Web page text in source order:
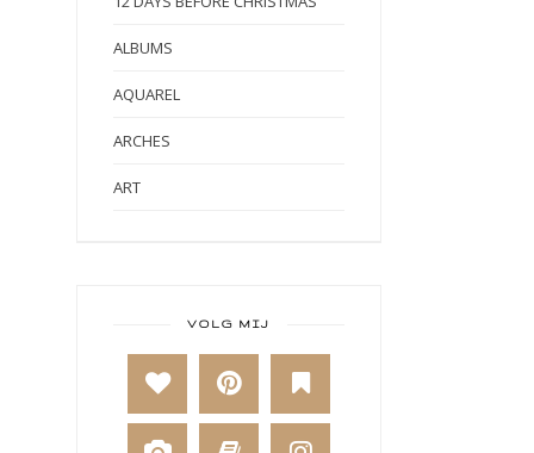
ALBUMS
AQUAREL
ARCHES
ART
BAKKEN
BEESTENBOEL
VOLG MIJ